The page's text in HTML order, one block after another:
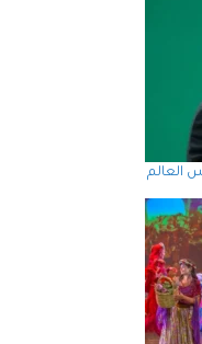
العالم